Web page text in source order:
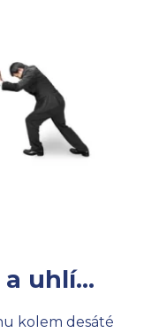
a uhlí…
kolem desáté